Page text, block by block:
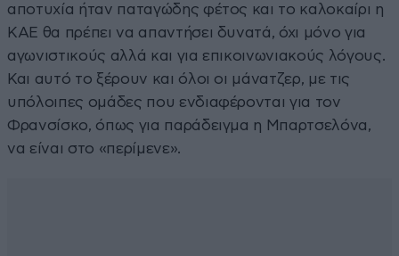
αποτυχία ήταν παταγώδης φέτος και το καλοκαίρι η
ΚΑΕ θα πρέπει να απαντήσει δυνατά, όχι μόνο για
αγωνιστικούς αλλά και για επικοινωνιακούς λόγους.
Και αυτό το ξέρουν και όλοι οι μάνατζερ, με τις
υπόλοιπες ομάδες που ενδιαφέρονται για τον
Φρανσίσκο, όπως για παράδειγμα η Μπαρτσελόνα,
να είναι στο «περίμενε».